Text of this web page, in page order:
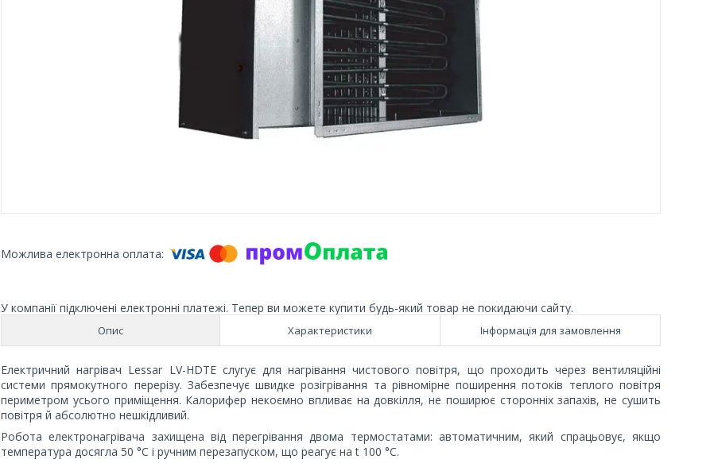
У компанії підключені електронні платежі. Тепер ви можете купити будь-який товар не покидаючи сайту.
Опис Характеристики Інформація для замовлення
Електричний нагрівач Lessar LV-HDTE слугує для нагрівання чистового повітря, що проходить через вентиляційні
системи прямокутного перерізу. Забезпечує швидке розігрівання та рівномірне поширення потоків теплого повітря
периметром усього приміщення. Калорифер некоємно впливає на довкілля, не поширює сторонніх запахів, не сушить
повітря й абсолютно нешкідливий.
Робота електронагрівача захищена від перегрівання двома термостатами: автоматичним, який спрацьовує, якщо
температура досягла 50 °C і ручним перезапуском, що реагує на t 100 °C.